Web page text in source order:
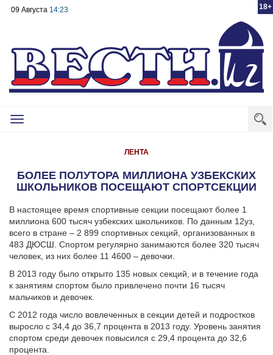
18+
09 Августа 14:23
Toggle
ЛЕНТА
БОЛЕЕ ПОЛУТОРА МИЛЛИОНА УЗБЕКСКИХ
ШКОЛЬНИКОВ ПОСЕЩАЮТ СПОРТСЕКЦИИ
В настоящее время спортивные секции посещают более 1
миллиона 600 тысяч узбекских школьников. По данным 12уз,
всего в стране – 2 899 спортивных секций, организованных в
483 ДЮСШ. Спортом регулярно занимаются более 320 тысяч
человек, из них более 11 4600 – девочки.
В 2013 году было открыто 135 новых секций, и в течение года
к занятиям спортом было привлечено почти 16 тысяч
мальчиков и девочек.
С 2012 года число вовлеченных в секции детей и подростков
выросло с 34,4 до 36,7 процента в 2013 году. Уровень занятия
спортом среди девочек повысился с 29,4 процента до 32,6
процента.